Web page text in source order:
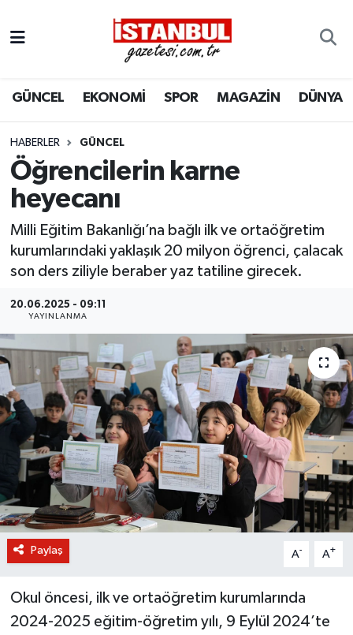
GÜNCEL EKONOMİ SPOR MAGAZİN DÜNYA
HABERLER GÜNCEL
Öğrencilerin karne
heyecanı
Milli Eğitim Bakanlığı’na bağlı ilk ve ortaöğretim
kurumlarındaki yaklaşık 20 milyon öğrenci, çalacak
son ders ziliyle beraber yaz tatiline girecek.
20.06.2025 - 09:11
YAYINLANMA
Paylaş A- A+
Okul öncesi, ilk ve ortaöğretim kurumlarında
2024-2025 eğitim-öğretim yılı, 9 Eylül 2024’te
EKONOMİ
İSTANBUL
DÜNYA
KÜLTÜR SANAT
BİLİM VE TEKNOLOJİ
OTOMOBİL
KURUMSAL
Nöbetçi Eczaneler
Hava Durumu
Trafik Durumu
Süper Lig Puan Durumu ve Fikstür
Son Dakika Haberleri
Haber Arşivi